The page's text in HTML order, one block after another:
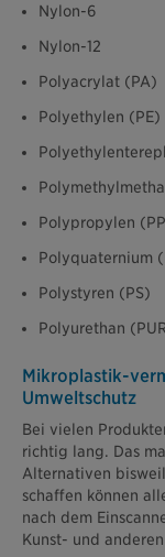
Nylon-6
Nylon-12
Polyacrylat (PA)
Polyethylen (PE)
Polypropylen
Polyquaternium
Polystyren (PS)
Polyurethan
Mikroplastik-
Umweltschutz
Bei vielen
richtig lang. Das
Alternativen
schaffen können
nach dem
Kunst- und